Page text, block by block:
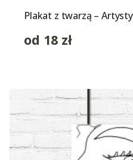
Plakat z twarzą –
od 18 zł